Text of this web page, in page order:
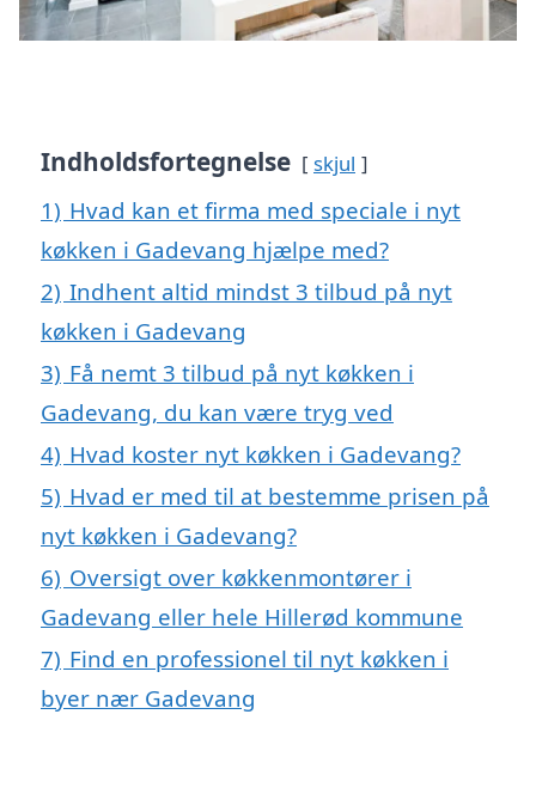
Indholdsfortegnelse skjul
1) Hvad kan et firma med speciale i nyt
køkken i Gadevang hjælpe med?
2) Indhent altid mindst 3 tilbud på nyt
køkken i Gadevang
3) Få nemt 3 tilbud på nyt køkken i
Gadevang, du kan være tryg ved
4) Hvad koster nyt køkken i Gadevang?
5) Hvad er med til at bestemme prisen på
nyt køkken i Gadevang?
6) Oversigt over køkkenmontører i
Gadevang eller hele Hillerød kommune
7) Find en professionel til nyt køkken i
byer nær Gadevang